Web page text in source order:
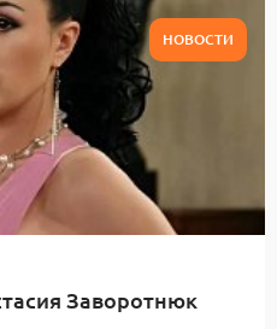
НОВОСТИ
Заворотнюк